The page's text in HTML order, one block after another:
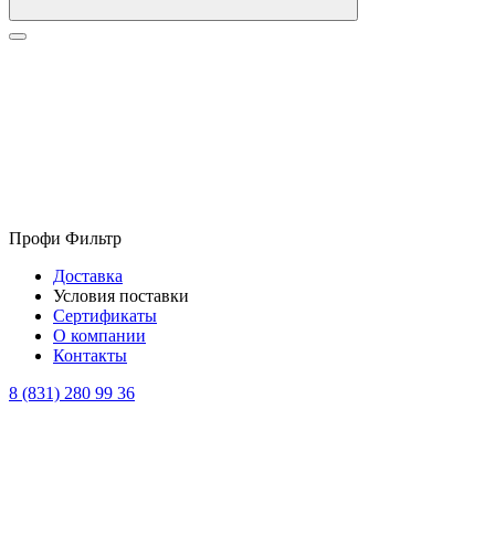
Профи Фильтр
Доставка
Условия поставки
Сертификаты
О компании
Контакты
8 (831) 280 99 36